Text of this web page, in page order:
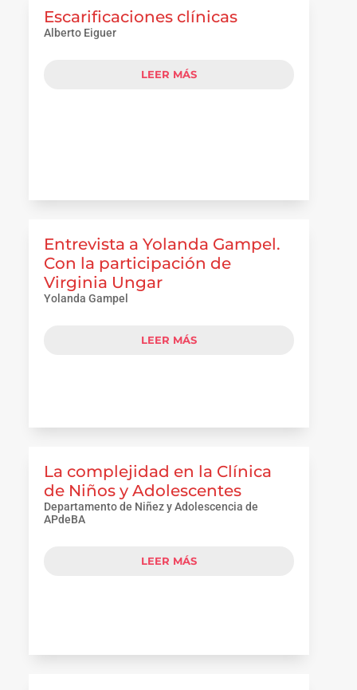
Escarificaciones clínicas
Alberto Eiguer
LEER MÁS
Entrevista a Yolanda Gampel.
Con la participación de
Virginia Ungar
Yolanda Gampel
LEER MÁS
La complejidad en la Clínica
de Niños y Adolescentes
Departamento de Niñez y Adolescencia de
APdeBA
LEER MÁS